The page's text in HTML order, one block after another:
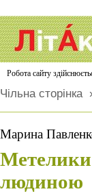
Робота сайту
Чільна сторінка
Марина
людиною